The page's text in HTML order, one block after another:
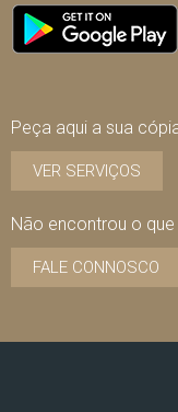
Peça aqui a sua
VER SERVIÇOS
Não encontrou o
FALE CONNOSCO